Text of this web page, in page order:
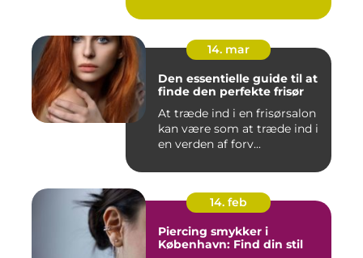
14. mar
Den essentielle guide til at
finde den perfekte frisør
At træde ind i en frisørsalon
kan være som at træde ind i
en verden af forv...
14. feb
Piercing smykker i
København: Find din stil